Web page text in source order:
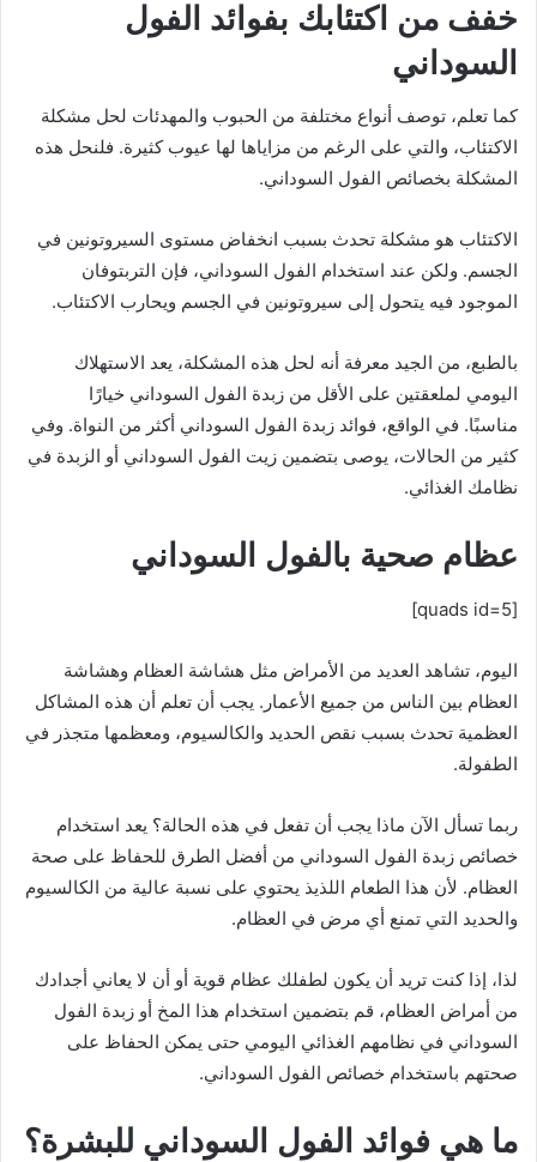
خفف من اكتئابك بفوائد الفول
السوداني
كما تعلم، توصف أنواع مختلفة من الحبوب والمهدئات لحل مشكلة
الاكتئاب، والتي على الرغم من مزاياها لها عيوب كثيرة. فلنحل هذه
المشكلة بخصائص الفول السوداني.
الاكتئاب هو مشكلة تحدث بسبب انخفاض مستوى السيروتونين في
الجسم. ولكن عند استخدام الفول السوداني، فإن التربتوفان
الموجود فيه يتحول إلى سيروتونين في الجسم ويحارب الاكتئاب.
بالطبع، من الجيد معرفة أنه لحل هذه المشكلة، يعد الاستهلاك
اليومي لملعقتين على الأقل من زبدة الفول السوداني خيارًا
مناسبًا. في الواقع، فوائد زبدة الفول السوداني أكثر من النواة. وفي
كثير من الحالات، يوصى بتضمين زيت الفول السوداني أو الزبدة في
نظامك الغذائي.
عظام صحية بالفول السوداني
[quads id=5]
اليوم، تشاهد العديد من الأمراض مثل هشاشة العظام وهشاشة
العظام بين الناس من جميع الأعمار. يجب أن تعلم أن هذه المشاكل
العظمية تحدث بسبب نقص الحديد والكالسيوم، ومعظمها متجذر في
الطفولة.
ربما تسأل الآن ماذا يجب أن تفعل في هذه الحالة؟ يعد استخدام
خصائص زبدة الفول السوداني من أفضل الطرق للحفاظ على صحة
العظام. لأن هذا الطعام اللذيذ يحتوي على نسبة عالية من الكالسيوم
والحديد التي تمنع أي مرض في العظام.
لذا، إذا كنت تريد أن يكون لطفلك عظام قوية أو أن لا يعاني أجدادك
من أمراض العظام، قم بتضمين استخدام هذا المخ أو زبدة الفول
السوداني في نظامهم الغذائي اليومي حتى يمكن الحفاظ على
صحتهم باستخدام خصائص الفول السوداني.
ما هي فوائد الفول السوداني للبشرة؟